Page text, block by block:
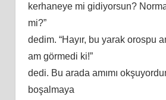
kerhaneye mi gidiyorsun?
mi?”
dedim. “Hayır, bu yarak orospu
am görmedi ki!”
dedi. Bu arada amımı
boşalmaya